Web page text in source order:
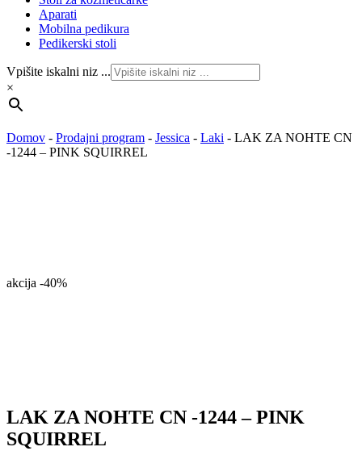
Aparati
Mobilna pedikura
Pedikerski stoli
Vpišite iskalni niz ...
×
Domov - Prodajni program - Jessica - Laki - LAK ZA NOHTE CN
-1244 – PINK SQUIRREL
akcija -40%
LAK ZA NOHTE CN -1244 – PINK
SQUIRREL